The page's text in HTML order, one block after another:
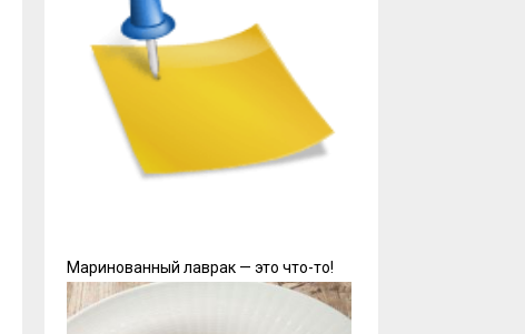
Маринованный лаврак — это что-то!